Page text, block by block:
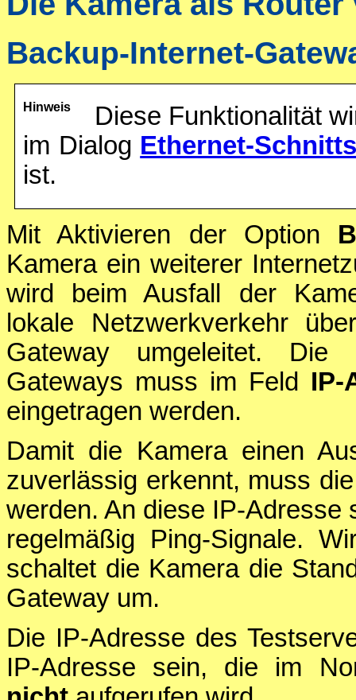
Backup-Internet-
Hinweis
Diese Funktionalität
im Dialog Ethernet-
ist.
Mit Aktivieren der Option
Kamera ein weiterer
wird beim Ausfall der
lokale Netzwerkverkehr
Gateway umgeleitet. Die
Gateways muss im Feld IP-
eingetragen werden.
Damit die Kamera einen
zuverlässig erkennt, muss
werden. An diese IP-Adresse
regelmäßig Ping-Signale.
schaltet die Kamera die
Gateway um.
Die IP-Adresse des
IP-Adresse sein, die im